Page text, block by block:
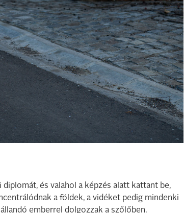
és valahol a képzés alatt kattant be,
a földek, a vidéket pedig mindenki
emberrel dolgozzak a szőlőben.